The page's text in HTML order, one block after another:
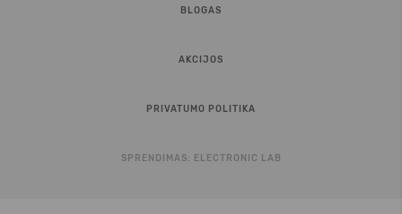
BLOGAS
AKCIJOS
PRIVATUMO POLITIKA
SPRENDIMAS: ELECTRONIC LAB